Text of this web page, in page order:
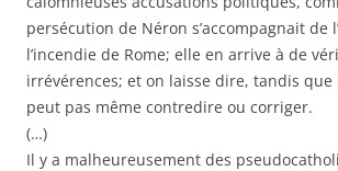
persécution de Néron s’accompagnait de
l’incendie de Rome; elle en arrive à de
irrévérences; et on laisse dire, tandis que
peut pas même contredire ou corriger.
(…)
Il y a malheureusement des